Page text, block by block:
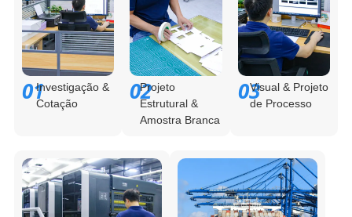
01Investigação &
Cotação
02Projeto
Estrutural &
Amostra Branca
03Visual & Projeto
de Processo